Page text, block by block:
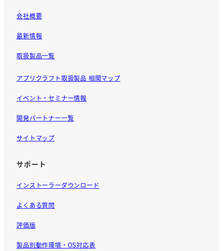
会社概要
最新情報
取扱製品一覧
アプリクラフト取扱製品 相関マップ
イベント・セミナー情報
開発パートナー一覧
サイトマップ
サポート
インストーラーダウンロード
よくある質問
評価版
製品別動作環境・OS対応表